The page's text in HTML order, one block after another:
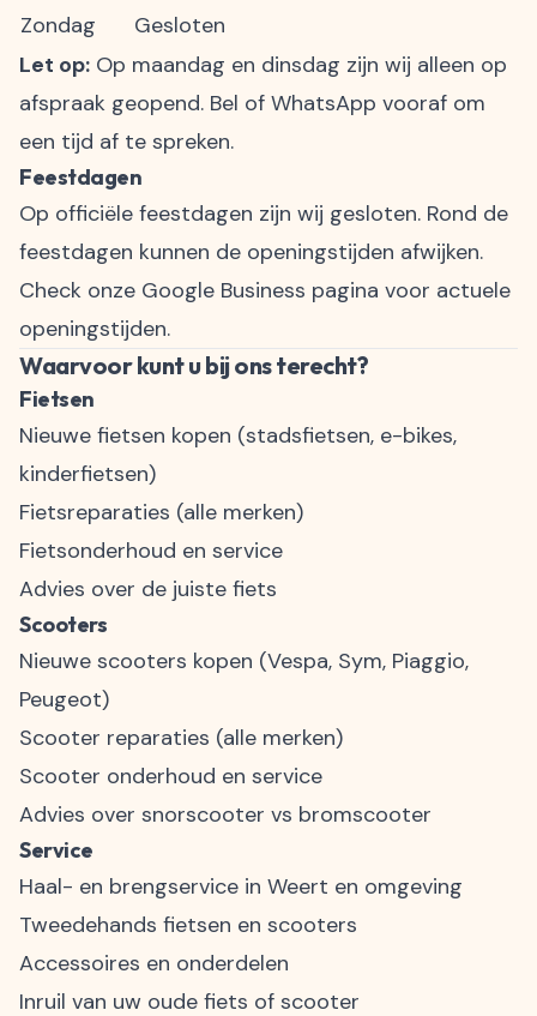
Zondag
Gesloten
Let op: Op maandag en dinsdag zijn wij alleen op
afspraak geopend. Bel of WhatsApp vooraf om
een tijd af te spreken.
Feestdagen
Op officiële feestdagen zijn wij gesloten. Rond de
feestdagen kunnen de openingstijden afwijken.
Check onze Google Business pagina voor actuele
openingstijden.
Waarvoor kunt u bij ons terecht?
Fietsen
Nieuwe fietsen kopen (stadsfietsen, e-bikes,
kinderfietsen)
Fietsreparaties (alle merken)
Fietsonderhoud en service
Advies over de juiste fiets
Scooters
Nieuwe scooters kopen (Vespa, Sym, Piaggio,
Peugeot)
Scooter reparaties (alle merken)
Scooter onderhoud en service
Advies over snorscooter vs bromscooter
Service
Haal- en brengservice in Weert en omgeving
Tweedehands fietsen en scooters
Accessoires en onderdelen
Inruil van uw oude fiets of scooter